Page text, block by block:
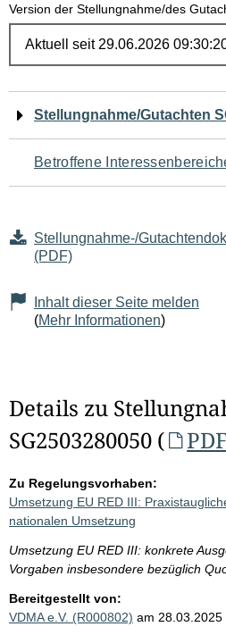
Version der Stellungnahme/des
Navigation
für
den
Seiteninhalt
Stellungnahme/Gutachten
Betroffene
Stellungnahme-/
(PDF)
Inhalt dieser Seite melden
(Mehr Informationen)
Details zu
SG2503280050 (
Zu Regelungsvorhaben:
Umsetzung EU RED III:
nationalen Umsetzung
Umsetzung EU RED III: konkrete
Vorgaben insbesondere bezüglich
Bereitgestellt von:
VDMA e.V. (R000802) am 28.03.2025